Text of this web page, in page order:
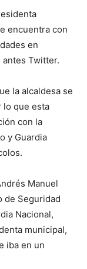
encuentra con
en
antes Twitter.
la alcaldesa se
lo que esta
con la
y Guardia
Manuel
de Seguridad
Nacional,
municipal,
iba en un